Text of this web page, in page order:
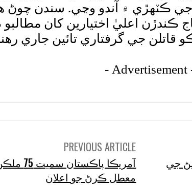
ڪٽهڙي ۾ آندو وڃي. سندن چوڻ
اعليٰ اختيارين کان
قاتلن جي گرفتاري تائين جاري
-
PREVIOUS ARTICLE
معطل ڪرڻ جو اعلان
جي